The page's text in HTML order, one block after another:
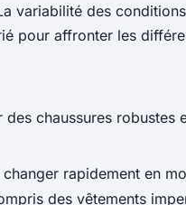
variabilité des
pour affronter les
des chaussures robustes
rapidement en
des vêtements